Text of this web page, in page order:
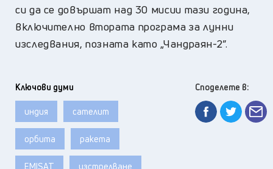
си да се довършат над 30 мисии тази година,
включително втората програма за лунни
изследвания, позната като „Чандраян-2”.
Ключови думи
индия сателит
орбита ракета
EMISAT изстрелване
Споделете в: